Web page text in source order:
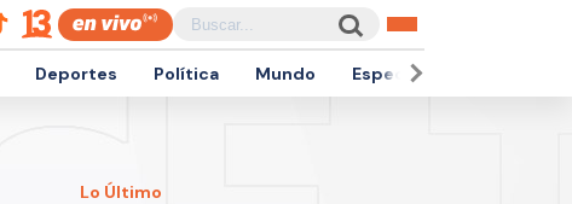
Deportes Política Mundo Espectáculos
Lo Último